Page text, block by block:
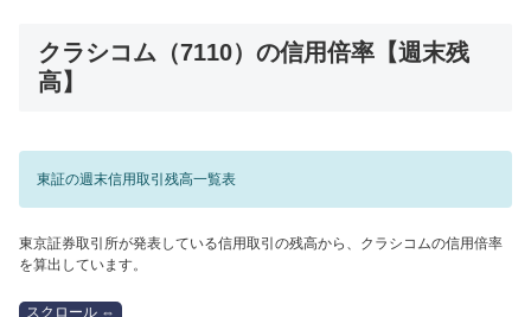
クラシコム（7110）の信用倍率【週末残
高】
東証の週末信用取引残高一覧表
東京証券取引所が発表している信用取引の残高から、クラシコムの信用倍率
を算出しています。